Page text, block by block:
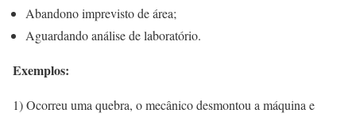
Abandono imprevisto de área;
Aguardando análise de laboratório.
Exemplos:
1) Ocorreu uma quebra, o mecânico desmontou a máquina e